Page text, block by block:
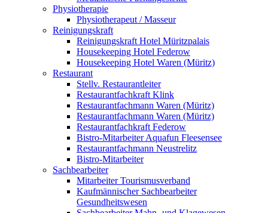
Physiotherapie
Physiotherapeut / Masseur
Reinigungskraft
Reinigungskraft Hotel Müritzpalais
Housekeeping Hotel Federow
Housekeeping Hotel Waren (Müritz)
Restaurant
Stellv. Restaurantleiter
Restaurantfachkraft Klink
Restaurantfachmann Waren (Müritz)
Restaurantfachmann Waren (Müritz)
Restaurantfachkraft Federow
Bistro-Mitarbeiter Aquafun Fleesensee
Restaurantfachmann Neustrelitz
Bistro-Mitarbeiter
Sachbearbeiter
Mitarbeiter Tourismusverband
Kaufmännischer Sachbearbeiter
Gesundheitswesen